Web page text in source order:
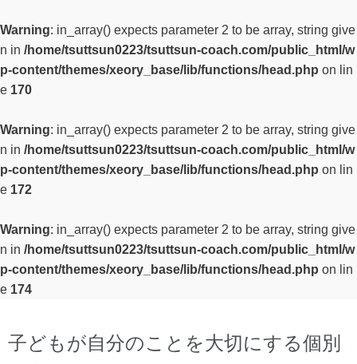
Warning: in_array() expects parameter 2 to be array, string give
n in /home/tsuttsun0223/tsuttsun-coach.com/public_html/w
p-content/themes/xeory_base/lib/functions/head.php on lin
e 170
Warning: in_array() expects parameter 2 to be array, string give
n in /home/tsuttsun0223/tsuttsun-coach.com/public_html/w
p-content/themes/xeory_base/lib/functions/head.php on lin
e 172
Warning: in_array() expects parameter 2 to be array, string give
n in /home/tsuttsun0223/tsuttsun-coach.com/public_html/w
p-content/themes/xeory_base/lib/functions/head.php on lin
e 174
子どもが自分のことを大切にする個別